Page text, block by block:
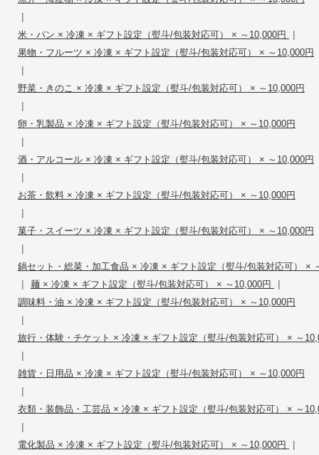
|
米・パン × 冷凍 × ギフト設定（熨斗/包装対応可） × ～10,000円 |
果物・フルーツ × 冷凍 × ギフト設定（熨斗/包装対応可） × ～10,000円
|
野菜・きのこ × 冷凍 × ギフト設定（熨斗/包装対応可） × ～10,000円
|
卵・乳製品 × 冷凍 × ギフト設定（熨斗/包装対応可） × ～10,000円
|
酒・アルコール × 冷凍 × ギフト設定（熨斗/包装対応可） × ～10,000円
|
お茶・飲料 × 冷凍 × ギフト設定（熨斗/包装対応可） × ～10,000円
|
菓子・スイーツ × 冷凍 × ギフト設定（熨斗/包装対応可） × ～10,000円
|
鍋セット・総菜・加工食品 × 冷凍 × ギフト設定（熨斗/包装対応可） ×
| 麺 × 冷凍 × ギフト設定（熨斗/包装対応可） × ～10,000円 |
調味料・油 × 冷凍 × ギフト設定（熨斗/包装対応可） × ～10,000円
|
旅行・体験・チケット × 冷凍 × ギフト設定（熨斗/包装対応可） × ～
|
雑貨・日用品 × 冷凍 × ギフト設定（熨斗/包装対応可） × ～10,000円
|
衣類・装飾品・工芸品 × 冷凍 × ギフト設定（熨斗/包装対応可） × ～
|
電化製品 × 冷凍 × ギフト設定（熨斗/包装対応可） × ～10,000円 |